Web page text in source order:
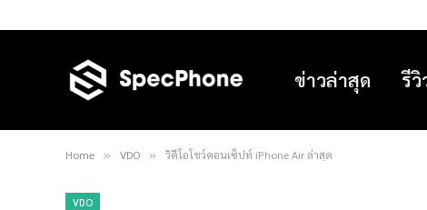
ข่าวล่าสุด รีวิ
Home » VDO » วิดีโอโชว์คอนเซ็ปท์ iPhone Air ล่าสุด
VDO